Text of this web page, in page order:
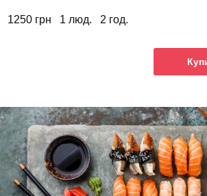
1250 грн 1 люд. 2 год.